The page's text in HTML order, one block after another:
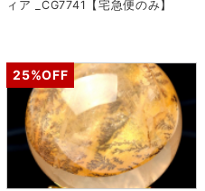
ィア _CG7741【宅急便のみ】
25%OFF